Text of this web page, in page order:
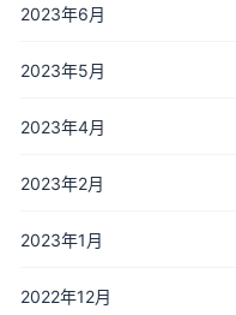
2023年6月
2023年5月
2023年4月
2023年2月
2023年1月
2022年12月